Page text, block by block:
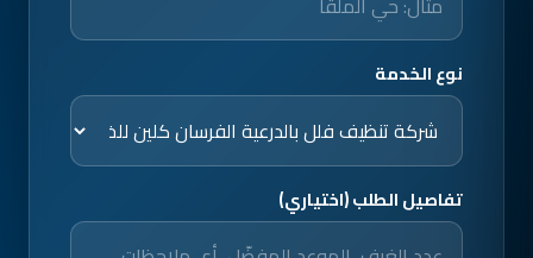
نوع الخدمة
تفاصيل الطلب (اختياري)